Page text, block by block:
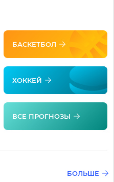
БАСКЕТБОЛ
ХОККЕЙ
ВСЕ ПРОГНОЗЫ
БОЛЬШЕ